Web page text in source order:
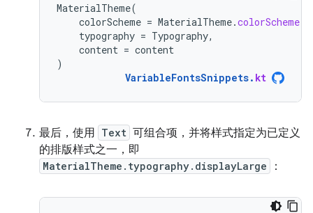
MaterialTheme(
colorScheme = MaterialTheme.colorScheme
typography = Typography,
content = content
)
VariableFontsSnippets. kt
最后，使用 Text 可组合项，并将样式指定为已定义
的排版样式之一，即
MaterialTheme.typography.displayLarge ：